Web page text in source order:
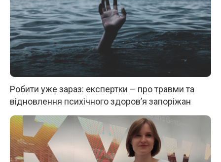
Робити уже зараз: експертки – про травми та
відновлення психічного здоров’я запоріжан